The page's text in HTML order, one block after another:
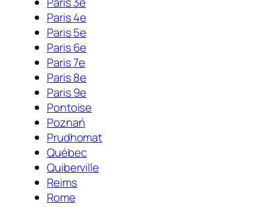
Paris 4e
Paris 5e
Paris 6e
Paris 7e
Paris 8e
Paris 9e
Pontoise
Poznań
Prudhomat
Québec
Quiberville
Reims
Rome